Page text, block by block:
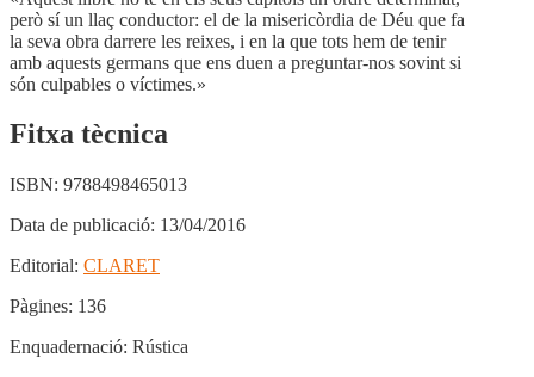
però sí un llaç conductor: el de la misericòrdia de Déu que fa
la seva obra darrere les reixes, i en la que tots hem de tenir
amb aquests germans que ens duen a preguntar-nos sovint si
són culpables o víctimes.»
Fitxa tècnica
ISBN: 9788498465013
Data de publicació: 13/04/2016
Editorial: CLARET
Pàgines: 136
Enquadernació: Rústica